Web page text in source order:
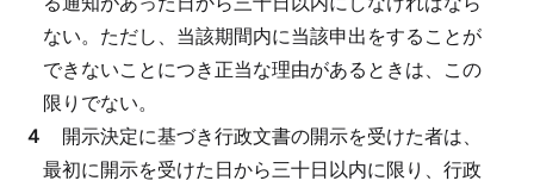
ない。 ただし、当該期間内に当該申出をすることが
できないことにつき正当な理由があるときは、この
限りでない。
４ 開示決定に基づき行政文書の開示を受けた者は、
最初に開示を受けた日から三十日以内に限り、行政